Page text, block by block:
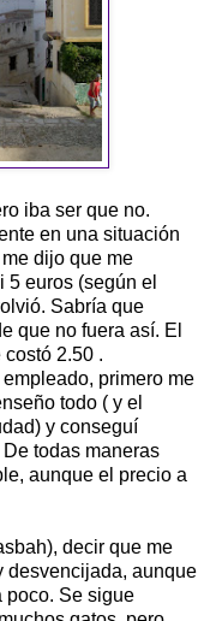
iba ser que no.
en una situación
dijo que me
euros (según el
Sabría que
que no fuera así. El
2.50 .
primero me
todo ( y el
y conseguí
todas maneras
aunque el precio a
decir que me
desvencijada, aunque
poco. Se sigue